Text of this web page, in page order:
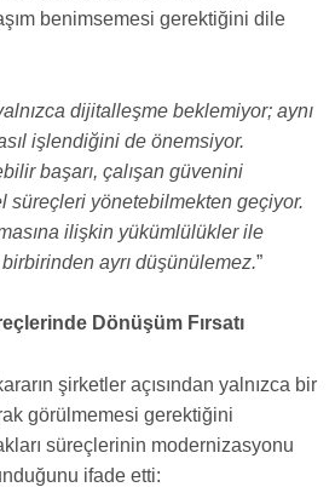
benimsemesi gerektiğini dile
dijitalleşme beklemiyor; aynı
işlendiğini de önemsiyor.
başarı, çalışan güvenini
süreçleri yönetebilmekten geçiyor.
ilişkin yükümlülükler ile
ayrı düşünülemez.”
Dönüşüm Fırsatı
şirketler açısından yalnızca bir
görülmemesi gerektiğini
süreçlerinin modernizasyonu
ifade etti: